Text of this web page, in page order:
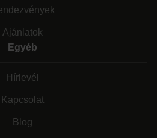
Ajánlatok
Egyéb
Hírlevél
Kapcsolat
Blog